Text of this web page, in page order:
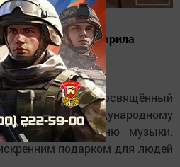
школе царила
концерт, посвящённый
— Международному
Всемирному дню музыки.
подарком для людей